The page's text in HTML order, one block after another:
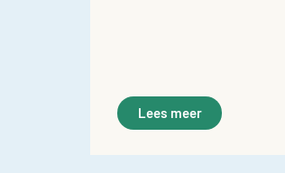
Lees meer